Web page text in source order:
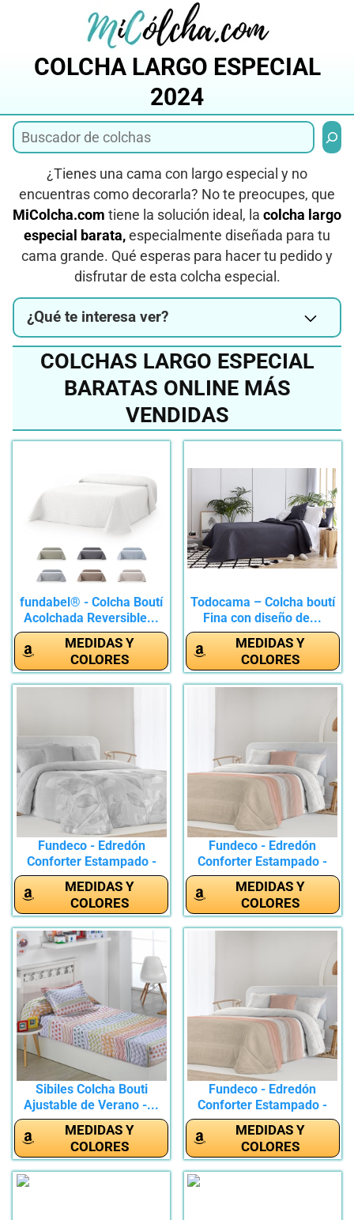
COLCHA LARGO ESPECIAL
2024
¿Tienes una cama con largo especial y no
encuentras como decorarla? No te preocupes, que
MiColcha.com tiene la solución ideal, la colcha largo
especial barata, especialmente diseñada para tu
cama grande. Qué esperas para hacer tu pedido y
disfrutar de esta colcha especial.
¿Qué te interesa ver?
COLCHAS LARGO ESPECIAL
BARATAS ONLINE MÁS
VENDIDAS
fundabel® - Colcha Boutí
Acolchada Reversible...
MEDIDAS Y
COLORES
Todocama – Colcha boutí
Fina con diseño de...
MEDIDAS Y
COLORES
Fundeco - Edredón
Conforter Estampado -
Colcha de...
MEDIDAS Y
COLORES
Fundeco - Edredón
Conforter Estampado -
Colcha de...
MEDIDAS Y
COLORES
Sibiles Colcha Bouti
Ajustable de Verano -...
MEDIDAS Y
COLORES
Fundeco - Edredón
Conforter Estampado -
Colcha de...
MEDIDAS Y
COLORES